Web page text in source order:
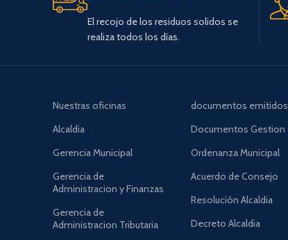
El recojo de los residuos solidos se
realiza todos los días.
Nuestras oficinas
Alcaldia
Gerencia Municipal
Gerencia de
Administracion y Finanzas
Gerencia de
Administracion Tributaria
documentos emitidos
Documentos Gestion
Ordenanza Municipal
Acuerdo de Consejo
Resolución Alcaldia
Decreto Alcaldia